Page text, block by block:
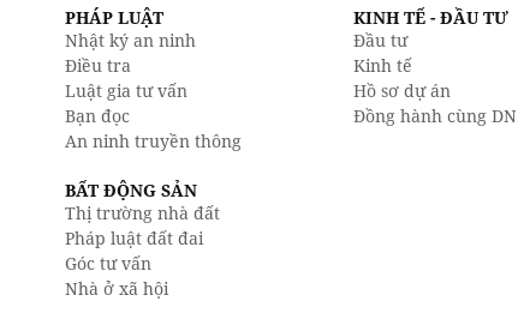
PHÁP LUẬT
Nhật ký an ninh
Điều tra
Luật gia tư vấn
Bạn đọc
An ninh truyền thông
KINH TẾ - ĐẦU TƯ
Đầu tư
Kinh tế
Hồ sơ dự án
Đồng hành cùng DN
BẤT ĐỘNG SẢN
Thị trường nhà đất
Pháp luật đất đai
Góc tư vấn
Nhà ở xã hội